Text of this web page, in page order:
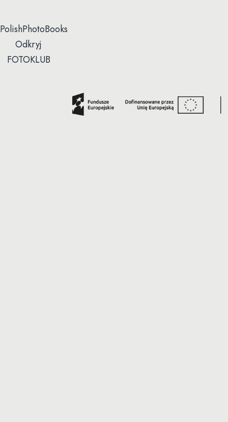
PolishPhotoBooks
Odkryj
FOTOKLUB